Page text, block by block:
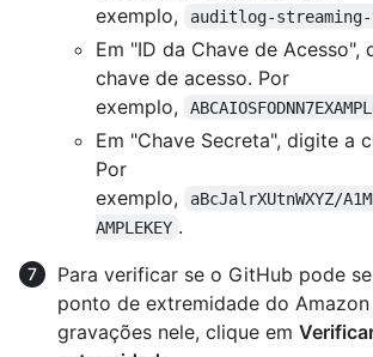
exemplo,
auditlog-
Em "ID da Chave de Acesso",
chave de acesso. Por
exemplo,
Em "Chave Secreta", digite a
Por
exemplo,
aBcJalrXUtnWXYZ/
AMPLEKEY .
Para verificar se o GitHub pode
ponto de extremidade do
gravações nele, clique em